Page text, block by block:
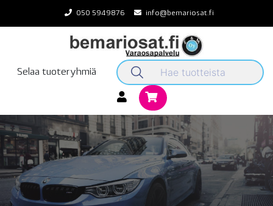
content
050 5949876 info@bemariosat.fi
Selaa tuoteryhmiä